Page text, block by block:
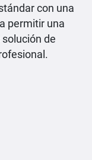
con una
permitir una
de